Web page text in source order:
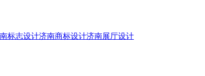
标志设计济南商标设计济南展厅设计